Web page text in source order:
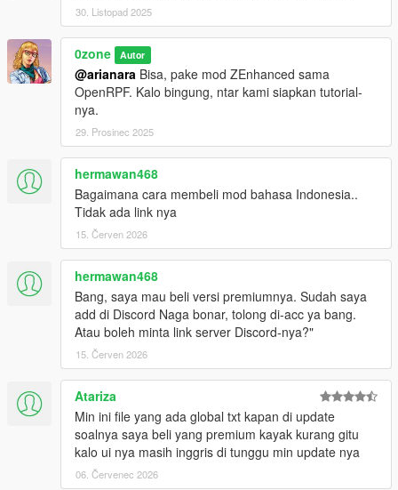
Bian Yuu
Nio Danz
Fatris
GEMBOX PS3 VERSION
Linktree:0zone
Sejak 2018 - Hingga Sekarang
30. Listopad 2025
0zone Autor
@arianara Bisa, pake mod ZEnhanced sama
OpenRPF. Kalo bingung, ntar kami siapkan tutorial-
nya.
29. Prosinec 2025
hermawan468
Bagaimana cara membeli mod bahasa Indonesia..
Tidak ada link nya
15. Červen 2026
hermawan468
Bang, saya mau beli versi premiumnya. Sudah saya
add di Discord Naga bonar, tolong di-acc ya bang.
Atau boleh minta link server Discord-nya?"
15. Červen 2026
Atariza
Min ini file yang ada global txt kapan di update
soalnya saya beli yang premium kayak kurang gitu
kalo ui nya masih inggris di tunggu min update nya
06. Červenec 2026